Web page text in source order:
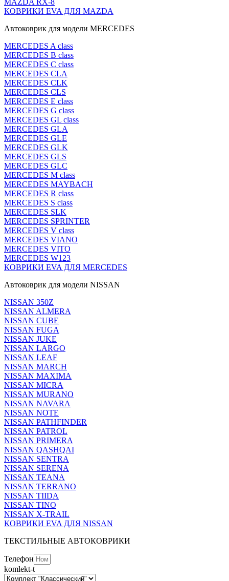
MAZDA RX-8
КОВРИКИ EVA ДЛЯ MAZDA
Автоковрик для модели MERCEDES
MERCEDES A class
MERCEDES B class
MERCEDES C class
MERCEDES CLA
MERCEDES CLK
MERCEDES CLS
MERCEDES E class
MERCEDES G class
MERCEDES GL class
MERCEDES GLA
MERCEDES GLE
MERCEDES GLK
MERCEDES GLS
MERCEDES GLC
MERCEDES M class
MERCEDES MAYBACH
MERCEDES R class
MERCEDES S class
MERCEDES SLK
MERCEDES SPRINTER
MERCEDES V class
MERCEDES VIANO
MERCEDES VITO
MERCEDES W123
КОВРИКИ EVA ДЛЯ MERCEDES
Автоковрик для модели NISSAN
NISSAN 350Z
NISSAN ALMERA
NISSAN CUBE
NISSAN FUGA
NISSAN JUKE
NISSAN LARGO
NISSAN LEAF
NISSAN MARCH
NISSAN MAXIMA
NISSAN MICRA
NISSAN MURANO
NISSAN NAVARA
NISSAN NOTE
NISSAN PATHFINDER
NISSAN PATROL
NISSAN PRIMERA
NISSAN QASHQAI
NISSAN SENTRA
NISSAN SERENA
NISSAN TEANA
NISSAN TERRANO
NISSAN TIIDA
NISSAN TINO
NISSAN X-TRAIL
КОВРИКИ EVA ДЛЯ NISSAN
ТЕКСТИЛЬНЫЕ АВТОКОВРИКИ
Телефон
komlekt-t